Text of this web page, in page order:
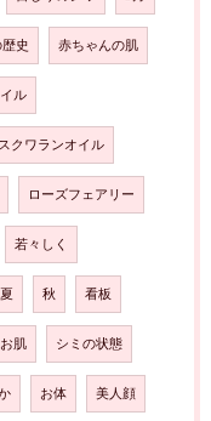
史 赤ちゃんの肌
ル
スクワランオイル
ローズフェアリー
若々しく
夏 秋 看板
お肌 シミの状態
お体 美人顔